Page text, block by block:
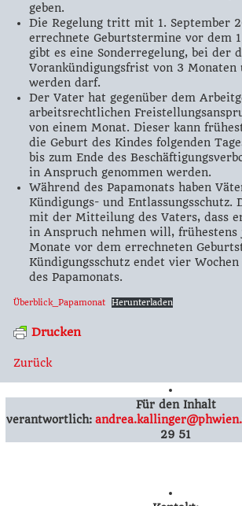
geben.
Die Regelung tritt mit 1. September
errechnete Geburtstermine vor dem
gibt es eine Sonderregelung, bei der
Vorankündigungsfrist von 3
werden darf.
Der Vater hat gegenüber dem
arbeitsrechtlichen
von einem Monat. Dieser kann
die Geburt des Kindes folgenden
bis zum Ende des
in Anspruch genommen werden.
Während des Papamonats haben
Kündigungs- und Entlassungsschutz.
mit der Mitteilung des Vaters, dass
in Anspruch nehmen will, frühestens
Monate vor dem errechneten
Kündigungsschutz endet vier Wochen
des Papamonats.
Überblick_Papamonat Herunterladen
Drucken
Zurück
Für den Inhalt
verantwortlich:
29 51